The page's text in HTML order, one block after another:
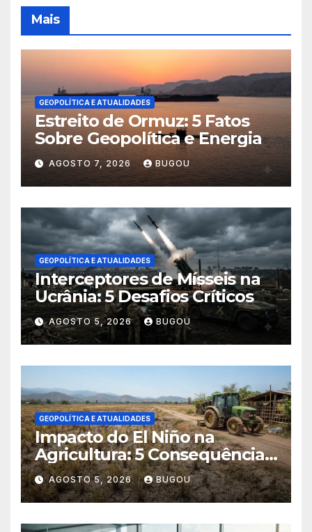
Mais
GEOPOLÍTICA E ATUALIDADES
Estreito de Ormuz: 5 Fatos
Sobre Geopolítica e Energia
AGOSTO 7, 2026 BUGOU
GEOPOLÍTICA E ATUALIDADES
Interceptores de Mísseis na
Ucrânia: 5 Desafios Críticos
AGOSTO 5, 2026 BUGOU
GEOPOLÍTICA E ATUALIDADES
Impacto do El Niño na
Agricultura: 5 Consequências
Críticas
AGOSTO 5, 2026 BUGOU